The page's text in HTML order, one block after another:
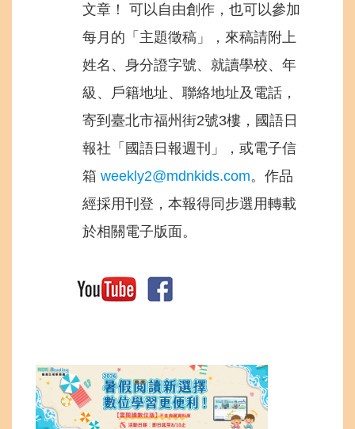
文章！ 可以自由創作，也可以參加
每月的「主題徵稿」，來稿請附上
姓名、身分證字號、就讀學校、年
級、戶籍地址、聯絡地址及電話，
寄到臺北市福州街2號3樓，國語日
報社「國語日報週刊」，或電子信
箱 weekly2@mdnkids.com。作品
經採用刊登，本報得同步選用轉載
於相關電子版面。